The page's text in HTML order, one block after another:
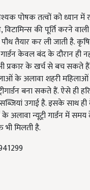
पोषक तत्वों को ध्यान
विटामिन्स की पूर्ति करने
पौध तैयार कर ली जाती है.
गार्डन केवल बंद के दौरान
के खर्च से बच सकते हैं.
के अलावा शहरी महिलाओं
बना सकते हैं. ऐसे ही
उगाई है. इसके साथ ही
अलावा न्यूट्री गार्डन में
मिलती है.